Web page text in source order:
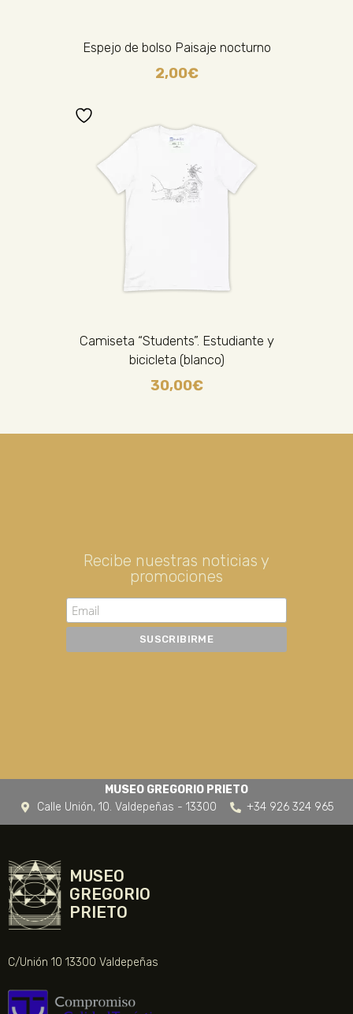
Espejo de bolso Paisaje nocturno
2,00€
Camiseta “Students”. Estudiante y
bicicleta (blanco)
30,00€
Recibe nuestras noticias y
promociones
MUSEO GREGORIO PRIETO
Calle Unión, 10. Valdepeñas - 13300
+34 926 324 965
MUSEO
GREGORIO
PRIETO
C/Unión 10 13300 Valdepeñas